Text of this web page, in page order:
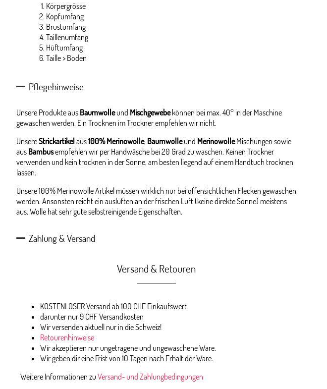
Körpergrösse
Kopfumfang
Brustumfang
Taillenumfang
Hüftumfang
Taille > Boden
Pflegehinweise
Unsere Produkte aus Baumwolleund Mischgewebekönnen bei max. 40° in der Maschine
gewaschen werden. Ein Trocknen im Trockner empfehlen wir nicht.
UnsereStrickartikel aus100% Merinowolle, Baumwolleund MerinowolleMischungen sowie
aus Bambusempfehlen wir per Handwäsche bei 20 Grad zu waschen. Keinen Trockner
verwenden und kein trocknen in der Sonne, am besten liegend auf einem Handtuch trocknen
lassen.
Unsere 100% Merinowolle Artikel müssen wirklich nur bei offensichtlichen Flecken gewaschen
werden. Ansonsten reicht ein auslüften an der frischen Luft (keine direkte Sonne) meistens
aus. Wolle hat sehr gute selbstreinigende Eigenschaften.
Zahlung & Versand
Versand & Retouren
KOSTENLOSER Versand ab 100 CHF Einkaufswert
darunter nur 9 CHF Versandkosten
Wir versenden aktuell nur in die Schweiz!
Retourenhinweise
Wir akzeptieren nur ungetragene und ungewaschene Ware.
Wir geben dir eine Frist von 10 Tagen nach Erhalt der Ware.
Weitere Informationen zu Versand- und Zahlungbedingungen